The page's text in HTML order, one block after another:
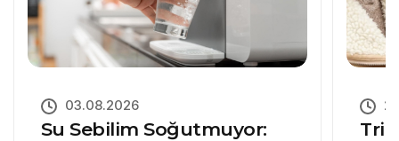
03.08.2026
Su Sebilim Soğutmuyor: